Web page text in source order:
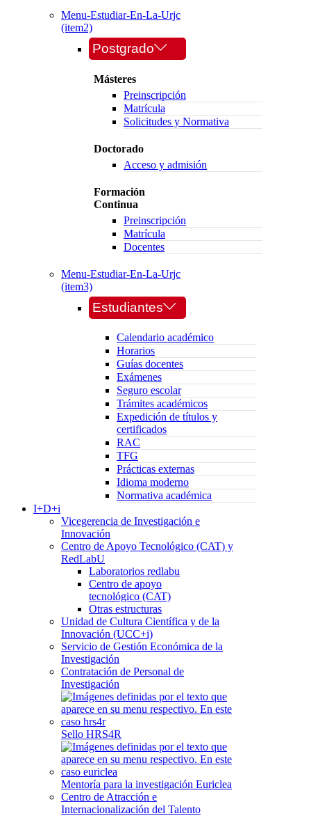
Menu-Estudiar-En-La-Urjc
(item2)
Postgrado
Másteres
Preinscripción
Matrícula
Solicitudes y Normativa
Doctorado
Acceso y admisión
Formación
Continua
Preinscripción
Matrícula
Docentes
Menu-Estudiar-En-La-Urjc
(item3)
Estudiantes
Calendario académico
Horarios
Guías docentes
Exámenes
Seguro escolar
Trámites académicos
Expedición de títulos y
certificados
RAC
TFG
Prácticas externas
Idioma moderno
Normativa académica
I+D+i
Vicegerencia de Investigación e
Innovación
Centro de Apoyo Tecnológico (CAT) y
RedLabU
Laboratorios redlabu
Centro de apoyo
tecnológico (CAT)
Otras estructuras
Unidad de Cultura Científica y de la
Innovación (UCC+i)
Servicio de Gestión Económica de la
Investigación
Contratación de Personal de
Investigación
Sello HRS4R
Mentoría para la investigación Euriclea
Centro de Atracción e
Internacionalización del Talento